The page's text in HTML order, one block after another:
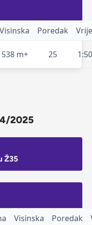
Visinska Poredak
538 m+ 25
2025
Ž35
Visinska Poredak